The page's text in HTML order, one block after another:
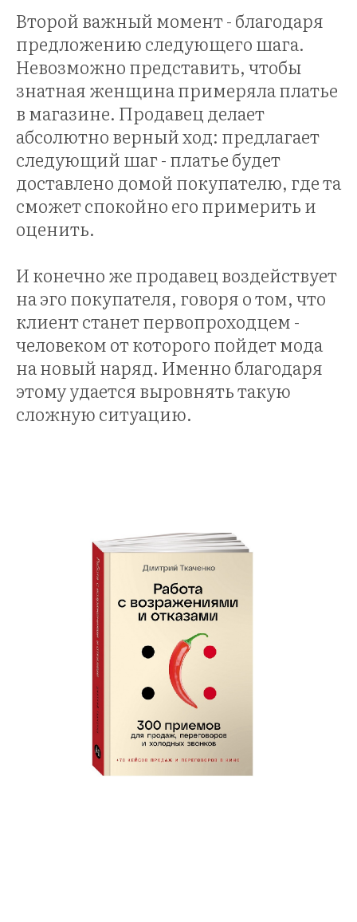
Второй важный момент - благодаря
предложению следующего шага.
Невозможно представить, чтобы
знатная женщина примеряла платье
в магазине. Продавец делает
абсолютно верный ход: предлагает
следующий шаг - платье будет
доставлено домой покупателю, где та
сможет спокойно его примерить и
оценить.
И конечно же продавец воздействует
на эго покупателя, говоря о том, что
клиент станет первопроходцем -
человеком от которого пойдет мода
на новый наряд. Именно благодаря
этому удается выровнять такую
сложную ситуацию.